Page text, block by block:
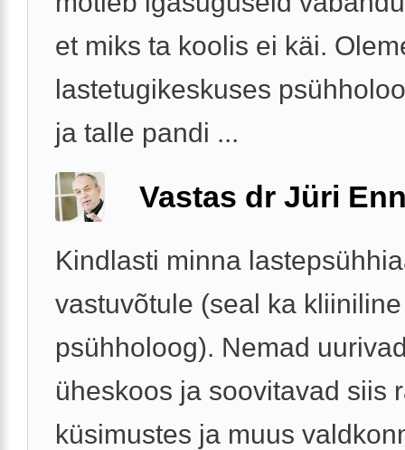
et miks ta koolis ei käi.
lastetugikeskuses
ja talle pandi ...
Vastas dr Jüri
Kindlasti minna
vastuvõtule (seal ka kliiniline
psühholoog). Nemad
üheskoos ja soovitavad siis
küsimustes ja muus